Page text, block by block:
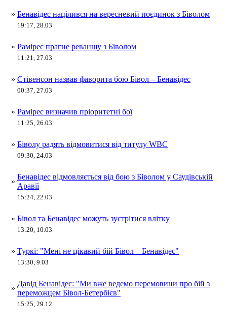
» Бенавідес націлився на вересневий поєдинок з Біволом
19:17, 28.03
» Рамірес прагне реваншу з Біволом
11:21, 27.03
» Стівенсон назвав фаворита бою Бівол – Бенавідес
00:37, 27.03
» Рамірес визначив пріоритетні бої
11:25, 26.03
» Біволу радять відмовитися від титулу WBC
09:30, 24.03
»
Бенавідес відмовляється від бою з Біволом у Саудівській
Аравії
15:24, 22.03
» Бівол та Бенавідес можуть зустрітися влітку
13:20, 10.03
» Туркі: "Мені не цікавий бій Бівол – Бенавідес"
13:30, 9.03
»
Давід Бенавідес: "Ми вже ведемо перемовини про бій з
переможцем Бівол-Бетербієв"
15:25, 29.12